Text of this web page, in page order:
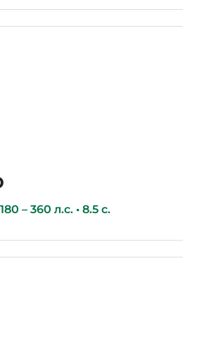
– 360 л.с. • 8.5 с.